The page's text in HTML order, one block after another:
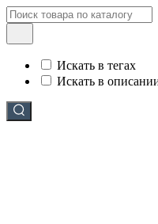
Искать в тегах
Искать в